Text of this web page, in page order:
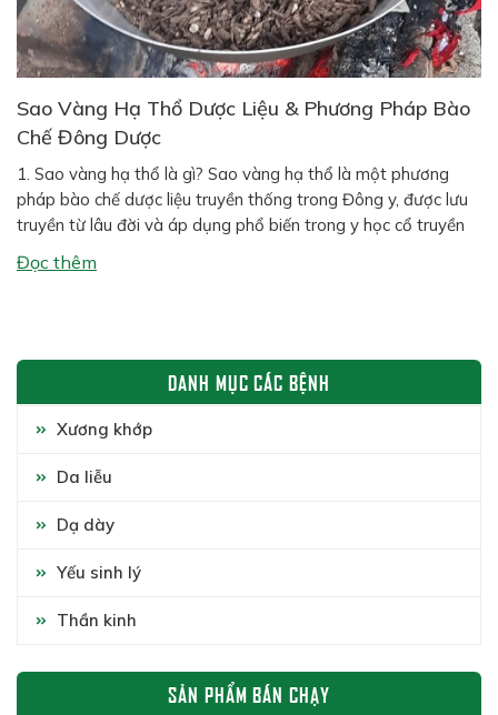
Sao Vàng Hạ Thổ Dược Liệu & Phương Pháp Bào
Chế Đông Dược
1. Sao vàng hạ thổ là gì? Sao vàng hạ thổ là một phương
pháp bào chế dược liệu truyền thống trong Đông y, được lưu
truyền từ lâu đời và áp dụng phổ biến trong y học cổ truyền
Việt Nam cũng như Trung Hoa. Phương pháp này bao gồm
hai công đoạn chính: […]
Đọc thêm
DANH MỤC CÁC BỆNH
Xương khớp
Da liễu
Dạ dày
Yếu sinh lý
Thần kinh
SẢN PHẨM BÁN CHẠY